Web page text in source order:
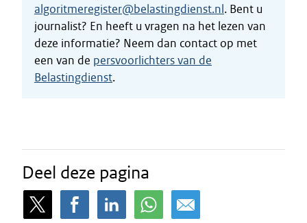
algoritmeregister@belastingdienst.nl . Bent u
journalist? En heeft u vragen na het lezen van
deze informatie? Neem dan contact op met
een van de persvoorlichters van de
Belastingdienst.
Deel deze pagina